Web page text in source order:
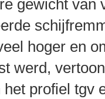
gewicht van
hoger en
werd,
het profiel tgv